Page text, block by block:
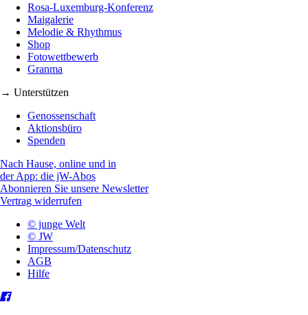
Rosa-Luxemburg-Konferenz
Maigalerie
Melodie & Rhythmus
Shop
Fotowettbewerb
Granma
→ Unterstützen
Genossenschaft
Aktionsbüro
Spenden
Nach Hause, online und in
der App: die jW-Abos
Abonnieren Sie unsere Newsletter
Vertrag widerrufen
© junge Welt
© JW
Impressum/Datenschutz
AGB
Hilfe